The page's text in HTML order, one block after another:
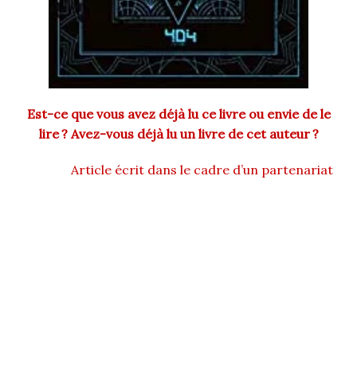
Est-ce que vous avez déjà lu ce livre ou envie de le
lire ? Avez-vous déjà lu un livre de cet auteur ?
Article écrit dans le cadre d’un partenariat